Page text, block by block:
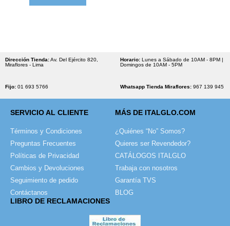
Dirección Tienda:Av. Del Ejército 820,
Miraflores - Lima
Fijo: 01 693 5766
Horario: Lunes a Sábado de 10AM - 8PM |
Domingos de 10AM - 5PM
Whatsapp Tienda Miraflores: 967 139 945
SERVICIO AL CLIENTE
Términos y Condiciones
Preguntas Frecuentes
Políticas de Privacidad
Cambios y Devoluciones
Seguimiento de pedido
Contáctanos
MÁS DE ITALGLO.COM
¿Quiénes “No” Somos?
Quieres ser Revendedor?
CATÁLOGOS ITALGLO
Trabaja con nosotros
Garantía TVS
BLOG
LIBRO DE RECLAMACIONES